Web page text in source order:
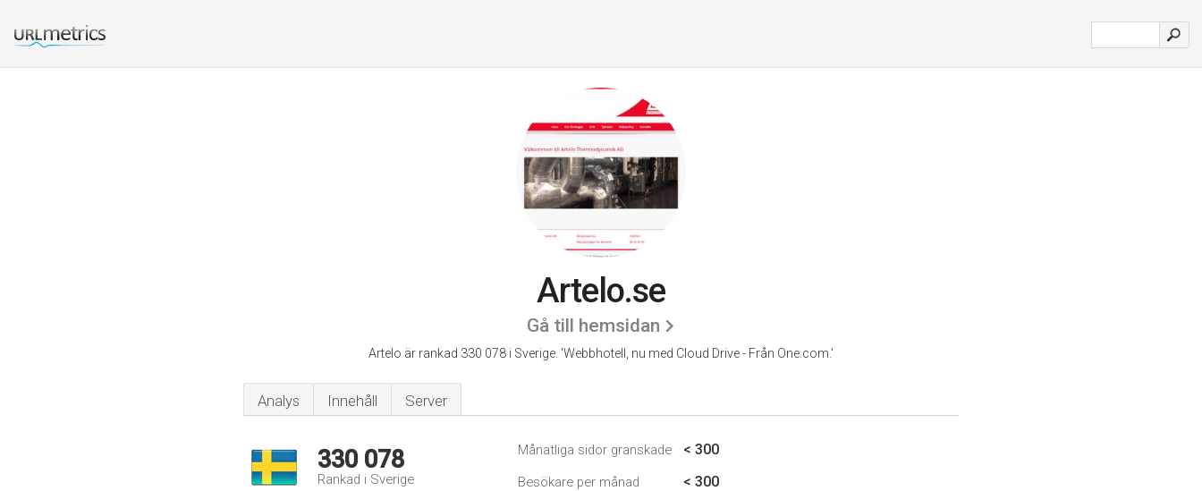
Artelo.se
Gå till hemsidan
Artelo är rankad 330 078 i Sverige. 'Webbhotell, nu med Cloud Drive - Från One.com.'
Analys Innehåll Server
330 078
Rankad i Sverige
Månatliga sidor granskade < 300
Besökare per månad < 300